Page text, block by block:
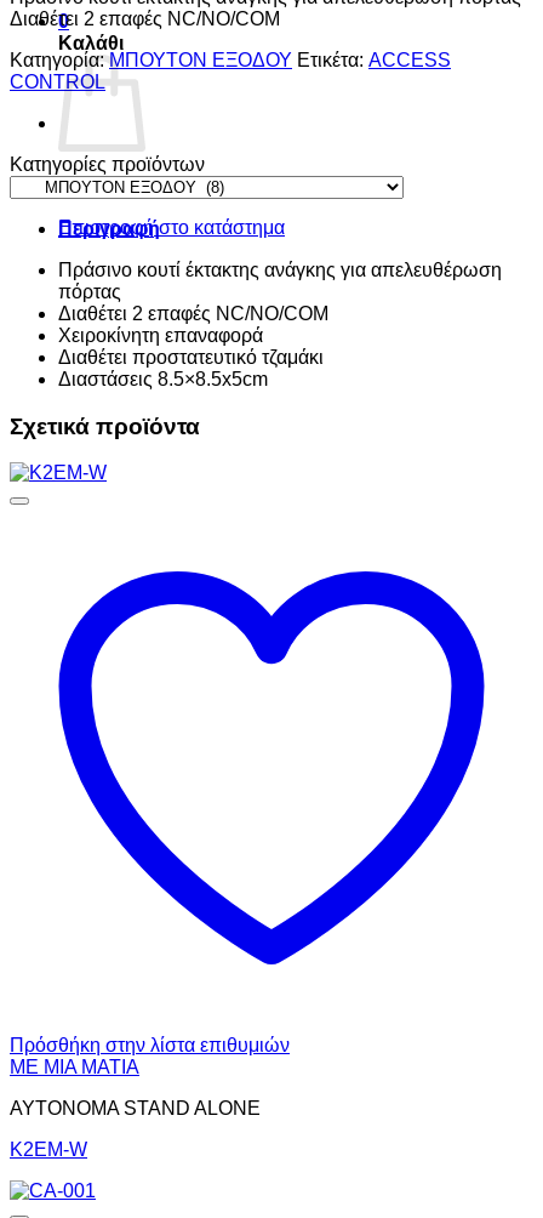
0
Καλάθι
Κανένα προϊόν στο καλάθι σας.
Επιστροφή στο κατάστημα
Διαθέτει 2 επαφές NC/NO/COM
Κατηγορία:ΜΠΟΥΤΟΝ ΕΞΟΔΟΥ Ετικέτα: ACCESS
CONTROL
Κατηγορίες προϊόντων
Περιγραφή
Πράσινο κουτί έκτακτης ανάγκης για απελευθέρωση
πόρτας
Διαθέτει 2 επαφές NC/NO/COM
Χειροκίνητη επαναφορά
Διαθέτει προστατευτικό τζαμάκι
Διαστάσεις 8.5×8.5x5cm
Σχετικά προϊόντα
Πρόσθήκη στην λίστα επιθυμιών
ΜΕ ΜΙΑ ΜΑΤΙΑ
ΑΥΤΟΝΟΜΑ STAND ALONE
K2EM-W